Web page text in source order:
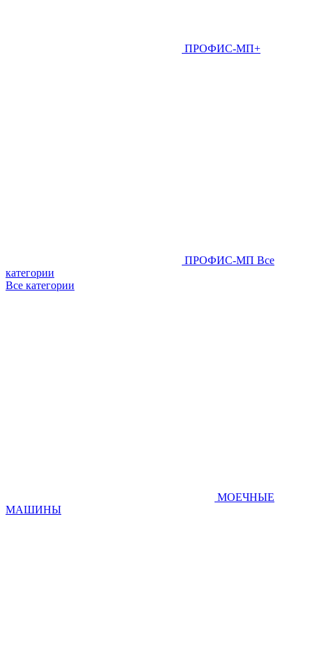
ПРОФИС-МП+
ПРОФИС-МП Все
категории
Все категории
МОЕЧНЫЕ
МАШИНЫ